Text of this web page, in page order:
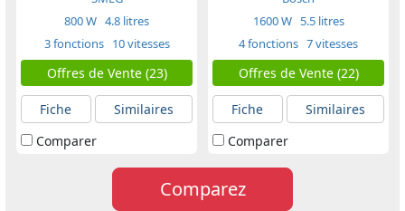
800 W 4.8 litres
3 fonctions 10 vitesses
Offres de Vente (23)
Fiche
Similaires
Comparer
1600 W 5.5 litres
4 fonctions 7 vitesses
Offres de Vente (22)
Fiche
Similaires
Comparer
Comparez